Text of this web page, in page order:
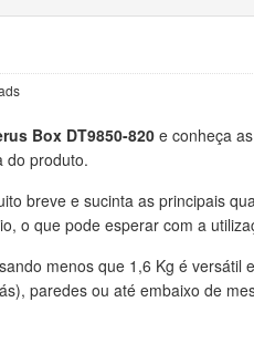
Box DT9850-820 e conheça
do produto.
breve e sucinta as principais
o que pode esperar com a
menos que 1,6 Kg é versátil
paredes ou até embaixo de